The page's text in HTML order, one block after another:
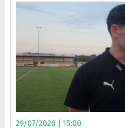
29/07/2026 | 15:00